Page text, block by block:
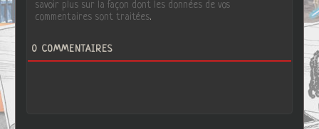
savoir plus sur la façon dont les données de vos
commentaires sont traitées.
0 COMMENTAIRES